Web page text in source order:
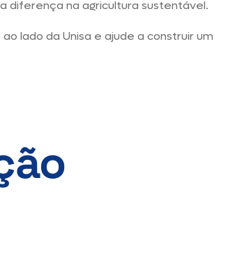
diferença na agricultura sustentável.
lado da Unisa e ajude a construir um